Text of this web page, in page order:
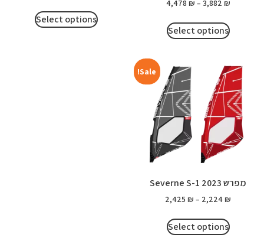
3,882 ₪
–
4,478 ₪
Select options
Select options
Sale!
מפרש Severne S-1 2023
2,224 ₪
–
2,425 ₪
Select options